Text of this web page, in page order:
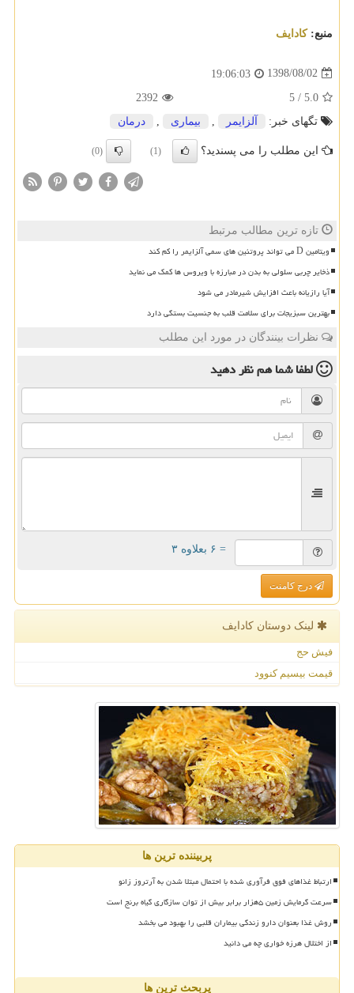
منبع:كادایف
1398/08/02
19:06:03
5.0
/
5
2392
تگهای خبر:
آلزایمر بیماری درمان
این مطلب را می پسندید؟ (1)
(0)
تازه ترین مطالب مرتبط
ویتامین D می تواند پروتئین های سمی آلزایمر را کم کند
ذخایر چربی سلولی به بدن در مبارزه با ویروس ها کمک می نماید
آیا رازیانه باعث افزایش شیرمادر می شود
بهترین سبزیجات برای سلامت قلب به جنسیت بستگی دارد
نظرات بینندگان در مورد این مطلب
لطفا شما همنظر دهید
= ۶ بعلاوه ۳
درج کامنت
لینک دوستان كادایف
فیش حج
قیمت بیسیم کنوود
پربیننده ترین ها
ارتباط غذاهای فوق فرآوری شده با احتمال مبتلا شدن به آرتروز زانو
سرعت گرمایش زمین ۵هزار برابر بیش از توان سازگاری گیاه برنج است
روش غذا بعنوان دارو زندگی بیماران قلبی را بهبود می بخشد
از اختلال هرزه خواری چه می دانید
پربحث ترین ها